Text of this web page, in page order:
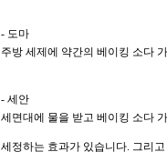
- 도마
주방 세제에 약간의 베이킹 소다
- 세안
세면대에 물을 받고 베이킹 소다
세정하는 효과가 있습니다. 그리